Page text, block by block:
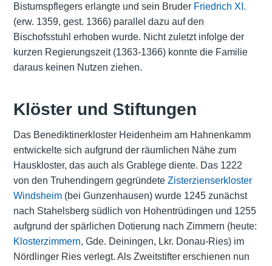
Bistumspflegers erlangte und sein Bruder Friedrich XI.
(erw. 1359, gest. 1366) parallel dazu auf den
Bischofsstuhl erhoben wurde. Nicht zuletzt infolge der
kurzen Regierungszeit (1363-1366) konnte die Familie
daraus keinen Nutzen ziehen.
Klöster und Stiftungen
Das Benediktinerkloster Heidenheim am Hahnenkamm
entwickelte sich aufgrund der räumlichen Nähe zum
Hauskloster, das auch als Grablege diente. Das 1222
von den Truhendingern gegründete Zisterzienserkloster
Windsheim(bei Gunzenhausen) wurde 1245 zunächst
nach Stahelsberg südlich von Hohentrüdingen und 1255
aufgrund der spärlichen Dotierung nach Zimmern (heute:
Klosterzimmern, Gde. Deiningen, Lkr. Donau-Ries) im
Nördlinger Ries verlegt. Als Zweitstifter erschienen nun